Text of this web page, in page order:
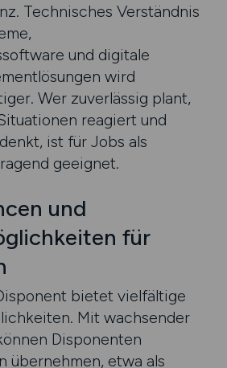
Technisches Verständnis
und digitale
wird
Wer zuverlässig plant,
reagiert und
ist für Jobs als
geeignet.
und
für
bietet vielfältige
Mit wachsender
Disponenten
übernehmen, etwa als